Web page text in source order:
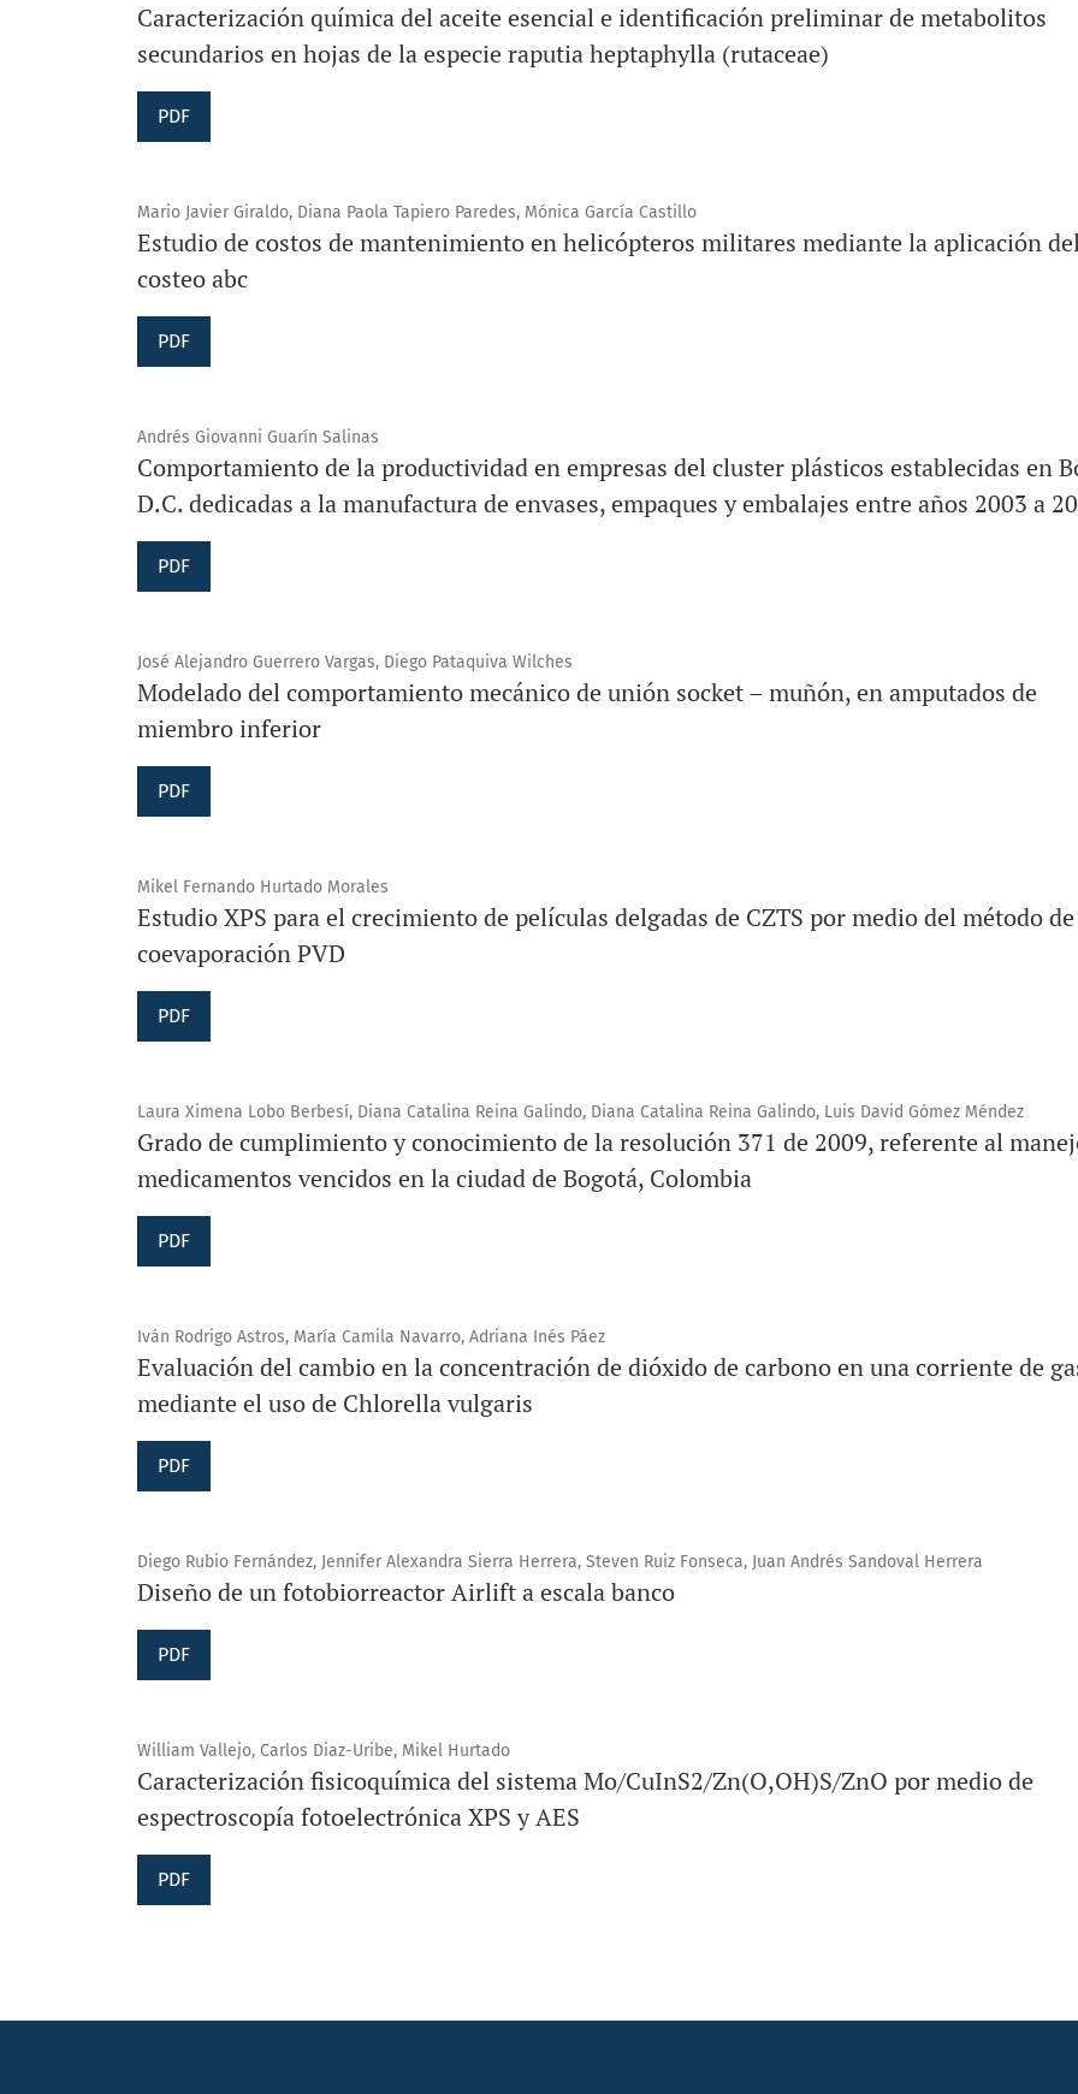
Caracterización química del aceite esencial e identificación preliminar de metabolitos
secundarios en hojas de la especie raputia heptaphylla (rutaceae)
PDF
Mario Javier Giraldo, Diana Paola Tapiero Paredes, Mónica García Castillo
Estudio de costos de mantenimiento en helicópteros militares mediante la aplicación
costeo abc
PDF
Andrés Giovanni Guarín Salinas
Comportamiento de la productividad en empresas del cluster plásticos establecidas en
D.C. dedicadas a la manufactura de envases, empaques y embalajes entre años 2003 a
PDF
José Alejandro Guerrero Vargas, Diego Pataquiva Wilches
Modelado del comportamiento mecánico de unión socket – muñón, en amputados de
miembro inferior
PDF
Mikel Fernando Hurtado Morales
Estudio XPS para el crecimiento de películas delgadas de CZTS por medio del método de
coevaporación PVD
PDF
Laura Ximena Lobo Berbesí, Diana Catalina Reina Galindo, Diana Catalina Reina Galindo, Luis David Gómez Méndez
Grado de cumplimiento y conocimiento de la resolución 371 de 2009, referente al
medicamentos vencidos en la ciudad de Bogotá, Colombia
PDF
Iván Rodrigo Astros, María Camila Navarro, Adriana Inés Páez
Evaluación del cambio en la concentración de dióxido de carbono en una corriente de
mediante el uso de Chlorella vulgaris
PDF
Diego Rubio Fernández, Jennifer Alexandra Sierra Herrera, Steven Ruiz Fonseca, Juan Andrés Sandoval Herrera
Diseño de un fotobiorreactor Airlift a escala banco
PDF
William Vallejo, Carlos Diaz-Uribe, Mikel Hurtado
Caracterización fisicoquímica del sistema Mo/CuInS2/Zn(O,OH)S/ZnO por medio de
espectroscopía fotoelectrónica XPS y AES
PDF